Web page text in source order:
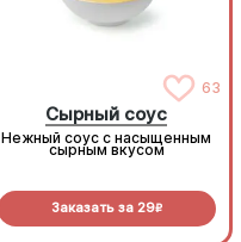
63
Сырный соус
Нежный соус с насыщенным
сырным вкусом
Заказать за 29R